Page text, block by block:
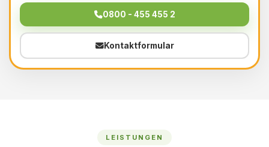
0800 - 455 455 2
Kontaktformular
LEISTUNGEN